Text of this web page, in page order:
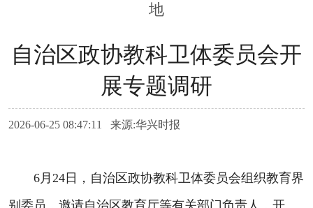
地
自治区政协教科卫体委员会开
展专题调研
2026-06-25 08:47:11 来源:华兴时报
6月24日，自治区政协教科卫体委员会组织教育界
别委员，邀请自治区教育厅等有关部门负责人，开